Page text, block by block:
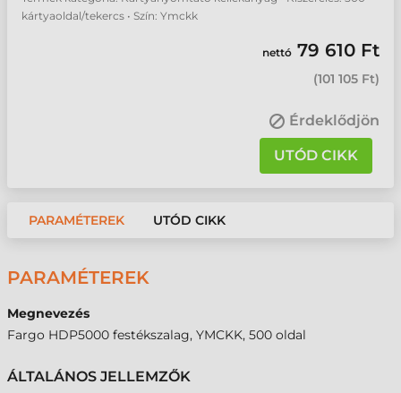
kártyaoldal/tekercs • Szín: Ymckk
nettó 79 610 Ft
(101 105 Ft)
Érdeklődjön
UTÓD CIKK
PARAMÉTEREK UTÓD CIKK
PARAMÉTEREK
Megnevezés
Fargo HDP5000 festékszalag, YMCKK, 500 oldal
ÁLTALÁNOS JELLEMZŐK